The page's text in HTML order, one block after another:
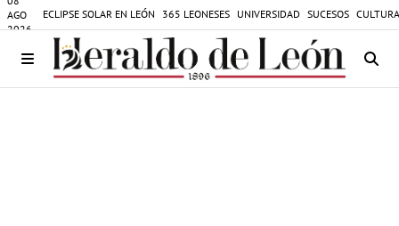
AGO
2026
ECLIPSE SOLAR EN LEÓN 365 LEONESES UNIVERSIDAD SUCESOS